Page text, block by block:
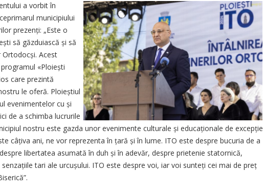
a vorbit în
municipiului
prezenți: „Este o
să găzduiască și să
Acest
«Ploiești
care prezintă
le oferă. Ploieștiul
evenimentelor cu și
de a schimba lucrurile
nostru este gazda unor evenimente culturale și educaționale de excepție
câțiva ani, ne vor reprezenta în țară și în lume. ITO este despre bucuria de a
libertatea asumată în duh și în adevăr, despre prietenie statornică,
tari ale urcușului. ITO este despre voi, iar voi sunteți cei mai de preț